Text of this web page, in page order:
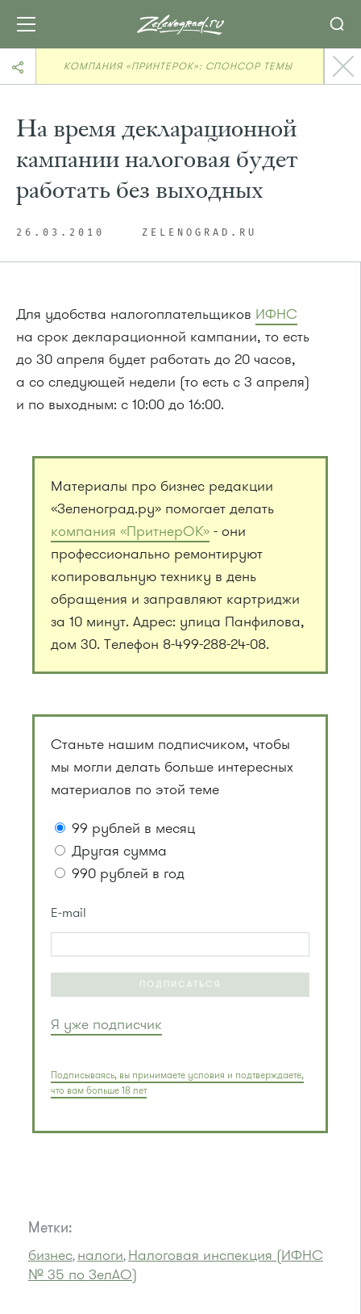
КОМПАНИЯ «ПРИНТЕРОК»: СПОНСОР ТЕМЫ
На время декларационной
кампании налоговая будет
работать без выходных
26.03.2010 ZELENOGRAD.RU
Для удобства налогоплательщиков ИФНС
на срок декларационной кампании, то есть
до 30 апреля будет работать до 20 часов,
а со следующей недели (то есть с 3 апреля)
и по выходным: с 10:00 до 16:00.
Материалы про бизнес редакции
«Зеленоград.ру» помогает делать
компания «ПритнерОК» - они
профессионально ремонтируют
копировальную технику в день
обращения и заправляют картриджи
за 10 минут. Адрес: улица Панфилова,
дом 30. Телефон 8-499-288-24-08.
Станьте нашим подписчиком, чтобы
мы могли делать больше интересных
материалов по этой теме
99 рублей в месяц
Другая сумма
990 рублей в год
E-mail
ПОДПИСАТЬСЯ
Я уже подписчик
Подписываясь, вы принимаете условия и подтверждаете,
что вам больше 18 лет
Метки:
бизнес, налоги, Налоговая инспекция (ИФНС
№ 35 по ЗелАО)